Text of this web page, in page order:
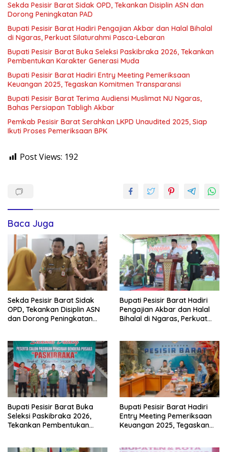
Sekda Pesisir Barat Sidak OPD, Tekankan Disiplin ASN dan
Dorong Peningkatan PAD
Bupati Pesisir Barat Hadiri Pengajian Akbar dan Halal Bihalal
di Ngaras, Perkuat Silaturahmi Pasca-Lebaran
Bupati Pesisir Barat Buka Seleksi Paskibraka 2026, Tekankan
Pembentukan Karakter Generasi Muda
Bupati Pesisir Barat Hadiri Entry Meeting Pemeriksaan
Keuangan 2025, Tegaskan Komitmen Transparansi
Bupati Pesisir Barat Terima Audiensi Muslimat NU Ngaras,
Bahas Persiapan Tabligh Akbar
Pemkab Pesisir Barat Serahkan LKPD Unaudited 2025, Siap
Ikuti Proses Pemeriksaan BPK
Post Views: 192
Baca Juga
Sekda Pesisir Barat Sidak
OPD, Tekankan Disiplin ASN
dan Dorong Peningkatan
Bupati Pesisir Barat Hadiri
Pengajian Akbar dan Halal
Bihalal di Ngaras, Perkuat
Bupati Pesisir Barat Buka
Seleksi Paskibraka 2026,
Tekankan Pembentukan
Bupati Pesisir Barat Hadiri
Entry Meeting Pemeriksaan
Keuangan 2025, Tegaskan